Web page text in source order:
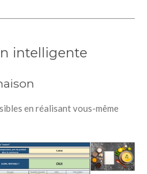
intelligente
en réalisant vous-même